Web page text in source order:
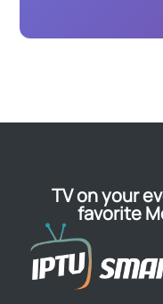
TV on your
favorite